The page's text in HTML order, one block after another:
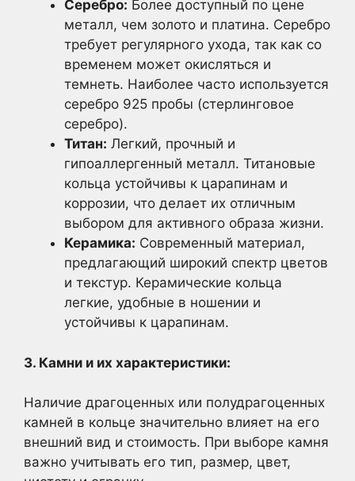
Серебро: Более доступный по цене
металл, чем золото и платина. Серебро
требует регулярного ухода, так как со
временем может окисляться и
темнеть. Наиболее часто используется
серебро 925 пробы (стерлинговое
серебро).
Титан: Легкий, прочный и
гипоаллергенный металл. Титановые
кольца устойчивы к царапинам и
коррозии, что делает их отличным
выбором для активного образа жизни.
Керамика: Современный материал,
предлагающий широкий спектр цветов
и текстур. Керамические кольца
легкие, удобные в ношении и
устойчивы к царапинам.
3. Камни и их характеристики:
Наличие драгоценных или полудрагоценных
камней в кольце значительно влияет на его
внешний вид и стоимость. При выборе камня
важно учитывать его тип, размер, цвет,